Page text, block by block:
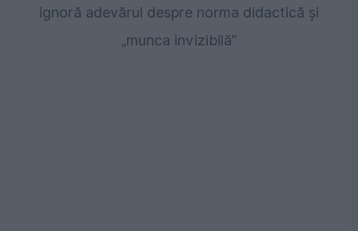
ignoră adevărul despre norma didactică și
„munca invizibilă”